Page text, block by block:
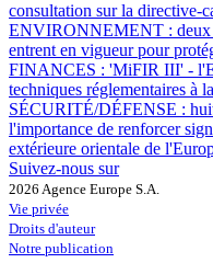
consultation sur la directive-
ENVIRONNEMENT :
entrent en vigueur pour
FINANCES : 'MiFIR III' -
techniques réglementaires à
SÉCURITÉ/DÉFENSE :
l'importance de renforcer
extérieure orientale de
Suivez-nous sur
2026 Agence Europe S.A.
Vie privée
Droits d'auteur
Notre publication